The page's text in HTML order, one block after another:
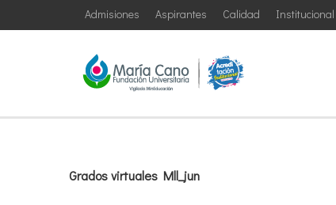
Institucional
Calidad
Aspirantes
Admisiones
Grados virtuales Mll_jun